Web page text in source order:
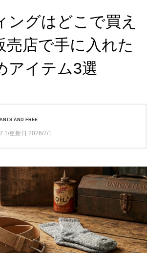
ングはどこで買え
売店で手に入れた
アイテム3選
AND FREE
更新日:2026/7/1